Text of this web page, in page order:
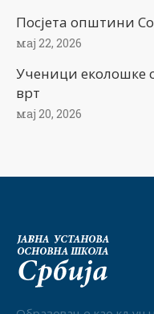
Посјета општини
мај 22, 2026
Ученици еколошке
врт
мај 20, 2026